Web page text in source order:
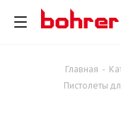
Главная -
Пистолеты